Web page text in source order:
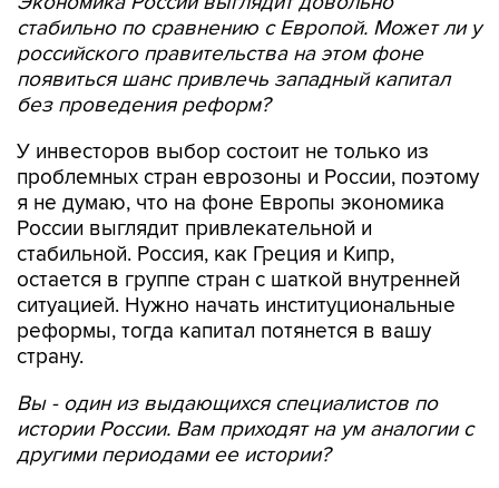
стабильно по сравнению с Европой. Может ли у
российского правительства на этом фоне
появиться шанс привлечь западный капитал
без проведения реформ?
У инвесторов выбор состоит не только из
проблемных стран еврозоны и России, поэтому
я не думаю, что на фоне Европы экономика
России выглядит привлекательной и
стабильной. Россия, как Греция и Кипр,
остается в группе стран с шаткой внутренней
ситуацией. Нужно начать институциональные
реформы, тогда капитал потянется в вашу
страну.
Вы - один из выдающихся специалистов по
истории России. Вам приходят на ум аналогии с
другими периодами ее истории?